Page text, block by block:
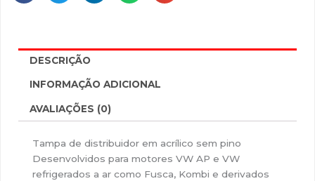
DESCRIÇÃO
INFORMAÇÃO ADICIONAL
AVALIAÇÕES (0)
Tampa de distribuidor em acrílico sem pino
Desenvolvidos para motores VW AP e VW
refrigerados a ar como Fusca, Kombi e derivados